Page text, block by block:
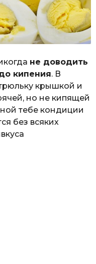
не доводить
кипения. В
крышкой и
но не кипящей
тебе кондиции
без всяких